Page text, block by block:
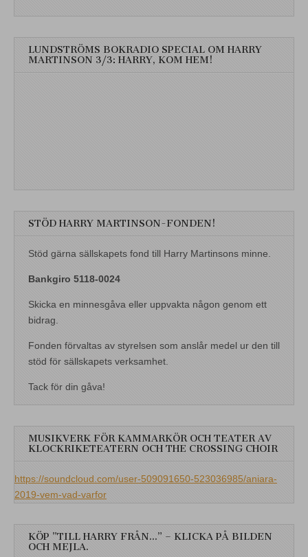
LUNDSTRÖMS BOKRADIO SPECIAL OM HARRY
MARTINSON 3/3: HARRY, KOM HEM!
STÖD HARRY MARTINSON-FONDEN!
Stöd gärna sällskapets fond till Harry Martinsons minne.
Bankgiro 5118-0024
Skicka en minnesgåva eller uppvakta någon genom ett
bidrag.
Fonden förvaltas av styrelsen som anslår medel ur den till
stöd för sällskapets verksamhet.
Tack för din gåva!
MUSIKVERK FÖR KAMMARKÖR OCH TEATER AV
KLOCKRIKETEATERN OCH THE CROSSING CHOIR
https://soundcloud.com/user-509091650-523036985/aniara-
2019-vem-vad-varfor
KÖP ”TILL HARRY FRÅN…” – KLICKA PÅ BILDEN
OCH MEJLA.